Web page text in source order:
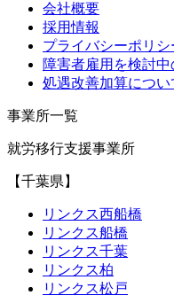
会社概要
採用情報
プライバシーポリシ
障害者雇用を検討
処遇改善加算につい
事業所一覧
就労移行支援事業所
【千葉県】
リンクス西船橋
リンクス船橋
リンクス千葉
リンクス柏
リンクス松戸